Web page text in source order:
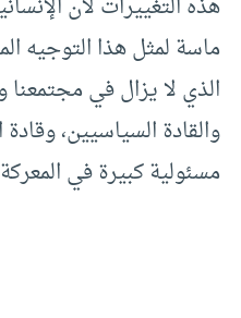
ماسة لمثل هذا التوجيه
الذي لا يزال في مجتمعنا
والقادة السياسيين،
مسئولية كبيرة في